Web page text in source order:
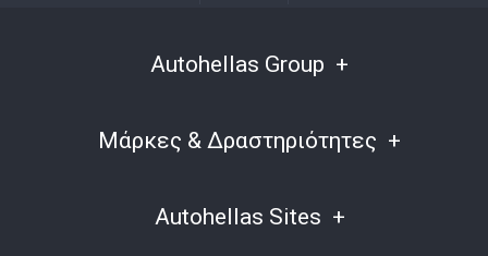
Autohellas Group
Μάρκες & Δραστηριότητες
Autohellas Sites